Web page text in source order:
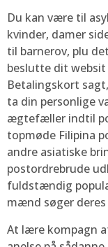
Du kan være til
kvinder, damer
til barnerov, plu
beslutte dit websit
Betalingskort
ta din personlige
ægtefæller indtil
topmøde Filipina
andre asiatiske
postordrebrude
fuldstændig
mænd søger
At lære kompagn